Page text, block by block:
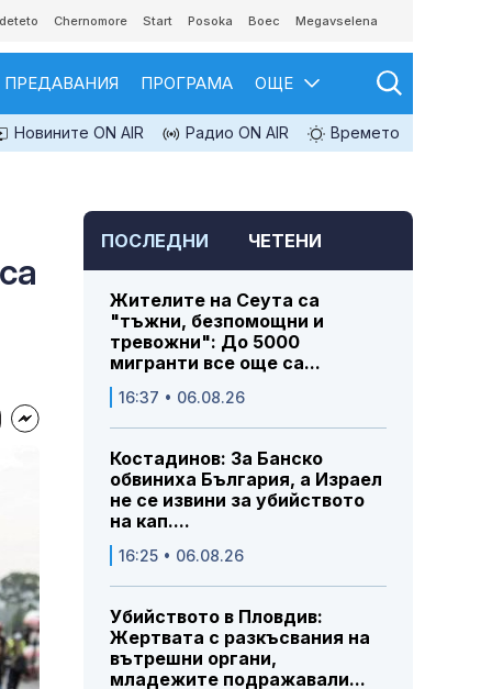
Chernomore Start Posoka Boec Megavselena
ПРЕДАВАНИЯ ПРОГРАМА ОЩЕ
Новините ON AIR Радио ON AIR Времето
ПОСЛЕДНИ ЧЕТЕНИ
Жителите на Сеута са
"тъжни, безпомощни и
тревожни": До 5000
мигранти все още са...
16:37 • 06.08.26
Костадинов: За Банско
обвиниха България, а Израел
не се извини за убийството
на кап....
16:25 • 06.08.26
Убийството в Пловдив:
Жертвата с разкъсвания на
вътрешни органи,
младежите подражавали...